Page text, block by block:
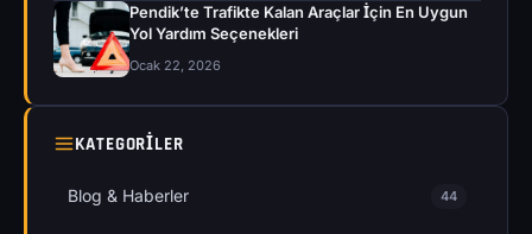
Pendik’te Trafikte Kalan Araçlar İçin En Uygun
Yol Yardım Seçenekleri
Ocak 22, 2026
KATEGORILER
Blog & Haberler 44